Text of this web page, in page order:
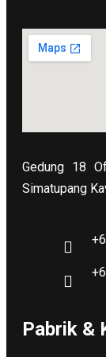
Gedung 18
Simatupang
Pabrik &